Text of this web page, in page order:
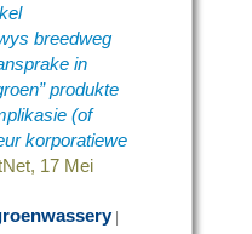
breedweg
in
produkte
(of
korporatiewe
17 Mei
|